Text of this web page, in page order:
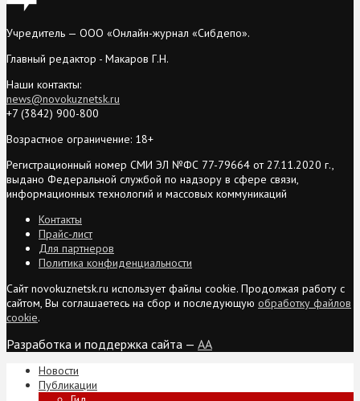
Учредитель — ООО «Онлайн-журнал «Сибдепо».
Главный редактор - Макаров Г.Н.
Наши контакты:
news@novokuznetsk.ru
+7 (3842) 900-800
Возрастное ограничение: 18+
Регистрационный номер СМИ ЭЛ №ФС 77-79664 от 27.11.2020 г.,
выдано Федеральной службой по надзору в сфере связи,
информационных технологий и массовых коммуникаций
Контакты
Прайс-лист
Для партнеров
Политика конфиденциальности
Сайт novokuznetsk.ru использует файлы cookie. Продолжая работу с
сайтом, Вы соглашаетесь на сбор и последующую обработку файлов
cookie.
Разработка и поддержка сайта — AA
Новости
Публикации